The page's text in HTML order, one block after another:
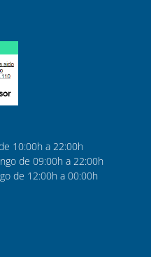
10:00h a 22:00h
de 09:00h a 22:00h
de 12:00h a 00:00h